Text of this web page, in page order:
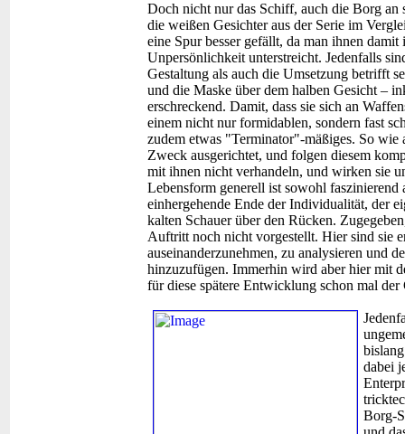
Doch nicht nur das Schiff, auch die Borg an
die weißen Gesichter aus der Serie im
eine Spur besser gefällt, da man ihnen
Unpersönlichkeit unterstreicht. Jedenfalls
Gestaltung als auch die Umsetzung betrifft
und die Maske über dem halben Gesicht –
erschreckend. Damit, dass sie sich an
einem nicht nur formidablen, sondern fast
zudem etwas "Terminator"-mäßiges. So
Zweck ausgerichtet, und folgen diesem
mit ihnen nicht verhandeln, und wirken sie
Lebensform generell ist sowohl faszinierend
einhergehende Ende der Individualität, der
kalten Schauer über den Rücken.
Auftritt noch nicht vorgestellt. Hier sind sie
auseinanderzunehmen, zu analysieren und
hinzuzufügen. Immerhin wird aber hier mit
für diese spätere Entwicklung schon mal der
dabei
Borg-